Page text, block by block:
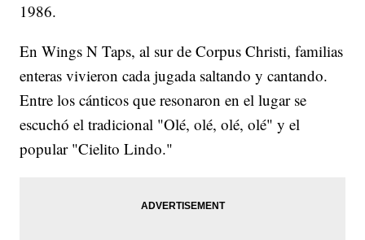
1986.
En Wings N Taps, al sur de Corpus Christi, familias
enteras vivieron cada jugada saltando y cantando.
Entre los cánticos que resonaron en el lugar se
escuchó el tradicional "Olé, olé, olé, olé" y el
popular "Cielito Lindo."